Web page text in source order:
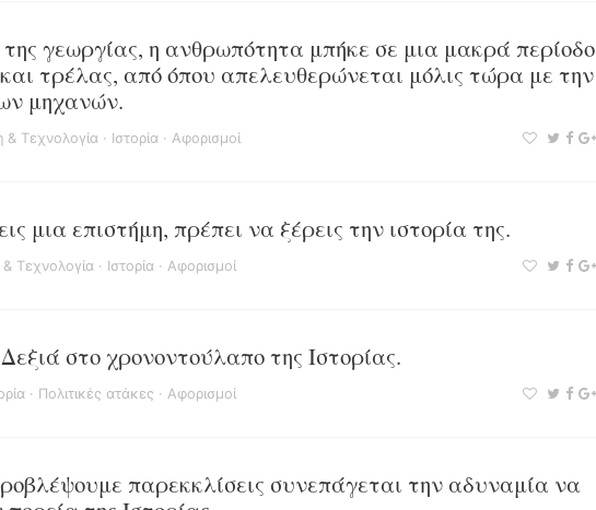
γεωργίας, η ανθρωπότητα μπήκε σε μια μακρά περίοδο
και τρέλας, από όπου απελευθερώνεται μόλις τώρα με την
μηχανών.
& Τεχνολογία · Ιστορία · Αφορισμοί
μια επιστήμη, πρέπει να ξέρεις την ιστορία της.
& Τεχνολογία · Ιστορία · Αφορισμοί
στο χρονοντούλαπο της Ιστορίας.
· Πολιτικές ατάκες · Αφορισμοί
παρεκκλίσεις συνεπάγεται την αδυναμία να